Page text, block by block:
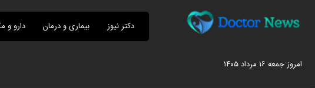
دکتر نیوز بیماری و درمان دارو و
امروز جمعه ۱۶ مرداد ۱۴۰۵